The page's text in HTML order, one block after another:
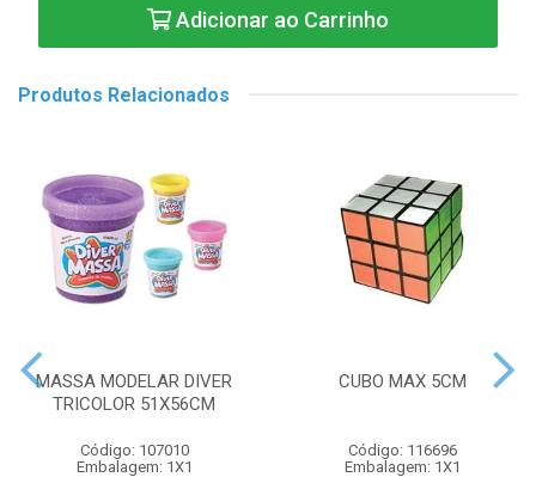
Adicionar ao Carrinho
Produtos Relacionados
MASSA MODELAR DIVER
TRICOLOR 51X56CM
Código: 107010
Embalagem: 1X1
CUBO MAX 5CM
Código: 116696
Embalagem: 1X1